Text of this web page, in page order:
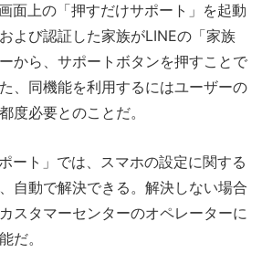
面上の「押すだけサポート」を起動
よび認証した家族がLINEの「家族
から、サポートボタンを押すことで
、同機能を利用するにはユーザーの
度必要とのことだ。
ート」では、スマホの設定に関する
自動で解決できる。解決しない場合
スタマーセンターのオペレーターに
だ。